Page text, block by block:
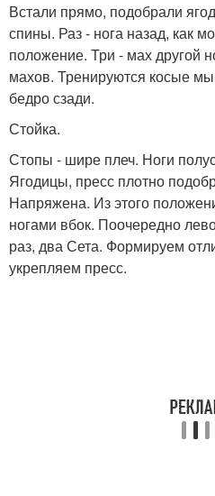
Встали прямо, подобрали
спины. Раз - нога назад, как
положение. Три - мах другой
махов. Тренируются косые
бедро сзади.
Стойка.
Стопы - шире плеч. Ноги
Ягодицы, пресс плотно
Напряжена. Из этого
ногами вбок. Поочередно
раз, два Сета. Формируем
укрепляем пресс.